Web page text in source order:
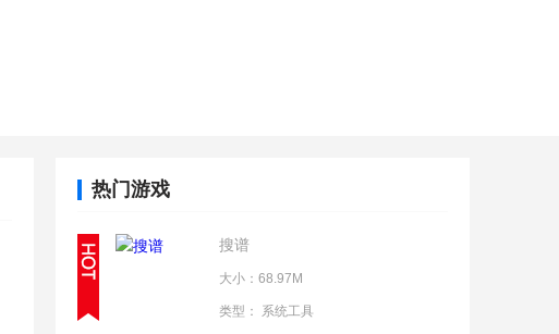
热门游戏
搜谱
大小：68.97M
类型： 系统工具